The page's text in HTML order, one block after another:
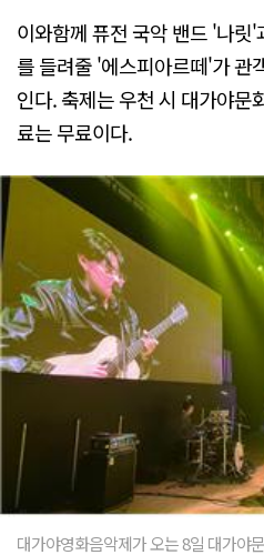
이와함께 퓨전 국악 밴드 '나릿
를 들려줄 '에스피아르떼'가 관
인다. 축제는 우천 시 대가야문
료는 무료이다.
대가야영화음악제가 오는 8일 대가야